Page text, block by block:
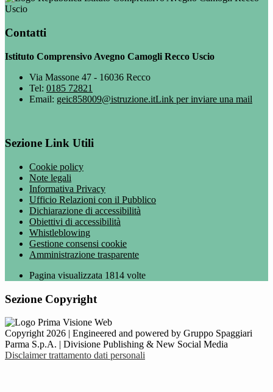
Uscio
Contatti
Istituto Comprensivo Avegno Camogli Recco Uscio
Via Massone 47 - 16036 Recco
Tel: 0185 72821
Email: geic858009@istruzione.itLink per inviare una mail
Sezione Link Utili
Cookie policy
Note legali
Informativa Privacy
Ufficio Relazioni con il Pubblico
Dichiarazione di accessibilità
Obiettivi di accessibilità
Whistleblowing
Gestione consensi cookie
Amministrazione trasparente
Pagina visualizzata 1814 volte
Sezione Copyright
Copyright 2026 | Engineered and powered by Gruppo Spaggiari
Parma S.p.A. | Divisione Publishing & New Social Media
Disclaimer trattamento dati personali